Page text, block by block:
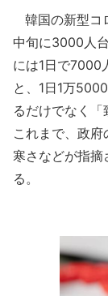
韓国の新型コ
中旬に3000人
には1日で7000
と、1日1万
るだけでなく
これまで、政府
寒さなどが指摘
る。